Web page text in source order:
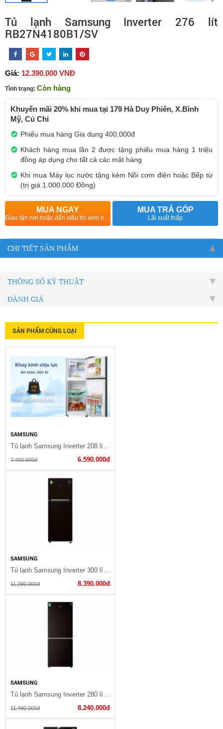
Tủ lạnh Samsung Inverter 276 lít
RB27N4180B1/SV
Giá: 12.390.000 VNĐ
Tình trạng: Còn hàng
Khuyến mãi 20% khi mua tại 179 Hà Duy Phiên, X.Bình
Mỹ, Củ Chi
Phiếu mua hàng Gia dụng 400,000đ
Khách hàng mua lần 2 được tặng phiếu mua hàng 1 triệu
đồng áp dụng cho tất cả các mặt hàng
Khi mua Máy lọc nước tặng kèm Nồi cơm điện hoặc Bếp từ
(trị giá 1.000.000 Đồng)
MUA NGAY MUA TRẢ GÓP
Lãi suất thấp
CHI TIẾT SẢN PHẨM
THÔNG SỐ KỸ THUẬT
ĐÁNH GIÁ
SẢN PHẨM CÙNG LOẠI
SAMSUNG
Tủ lạnh Samsung Inverter 208 lít RT20HAR8DBU/SV(SG)
7.400.000đ 6.590.000đ
SAMSUNG
Tủ lạnh Samsung Inverter 300 lít RT29K5532BY/SV
11.290.000đ 8.390.000đ
SAMSUNG
Tủ lạnh Samsung Inverter 280 lít RB27N4010BY/SV
11.490.000đ 8.240.000đ